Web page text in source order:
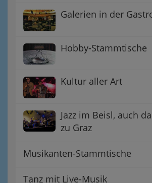
Galerien in der
Hobby-Stammtische
Kultur aller Art
Jazz im Beisl, auch
zu Graz
Musikanten-Stammtische
Tanz mit Live-Musik